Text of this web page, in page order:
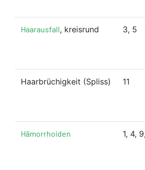
Haarausfall, kreisrund 3, 5
Haarbrüchigkeit (Spliss) 11
Hämorrhoiden 1, 4,